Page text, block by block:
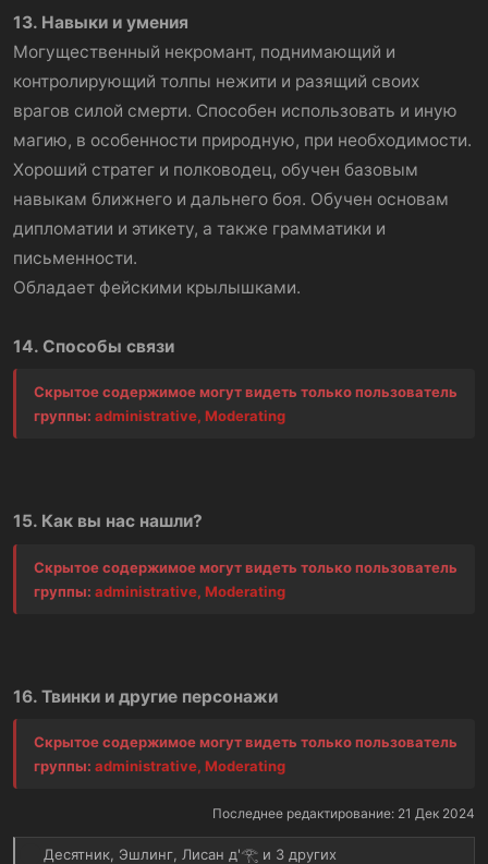
13. Навыки и умения
Могущественный некромант, поднимающий и
контролирующий толпы нежити и разящий своих
врагов силой смерти. Способен использовать и иную
магию, в особенности природную, при необходимости.
Хороший стратег и полководец, обучен базовым
навыкам ближнего и дальнего боя. Обучен основам
дипломатии и этикету, а также грамматики и
письменности.
Обладает фейскими крылышками.
14. Способы связи
Скрытое содержимое могут видеть только пользователь
группы: administrative, Moderating
15. Как вы нас нашли?
Скрытое содержимое могут видеть только пользователь
группы: administrative, Moderating
16. Твинки и другие персонажи
Скрытое содержимое могут видеть только пользователь
группы: administrative, Moderating
Последнее редактирование: 21 Дек 2024
Р
Десятник Эшлинг Лисан д'𓂀 и 3 других